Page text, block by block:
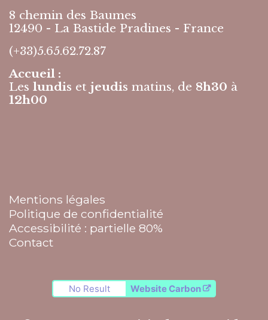
8 chemin des Baumes
12490 - La Bastide Pradines - France
(+33)5.65.62.72.87
Accueil :
Les lundis et jeudis matins, de 8h30 à
12h00
Mentions légales
Politique de confidentialité
Accessibilité : partielle 80%
Contact
No Result Website Carbon